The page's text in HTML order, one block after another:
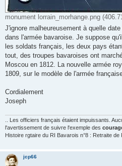
monument lorrain_morhange.png
J'ignore malheureusement à quelle
dans l'armée bavaroise. Je suppose
les soldats français, les deux pays
tout, des troupes bavaroises ont
Moscou en 1812. La nouvelle armée
1809, sur le modèle de l'armée
Cordialement
Joseph
.. Les officiers français étaient impuissants.
l'avertissement de suivre l'exemple des
Histoire rgtaire du RI Bavarois n°8 : Retraite de
jcp66